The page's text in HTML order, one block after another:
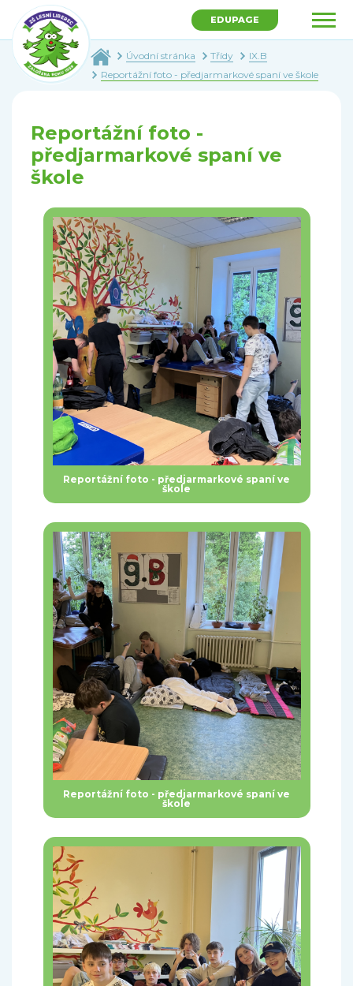
EDUPAGE
Úvodní stránka Třídy
IX.B
Reportážní foto - předjarmarkové spaní ve škole
Reportážní foto -
předjarmarkové spaní ve
škole
Reportážní foto - předjarmarkové spaní ve
škole
Reportážní foto - předjarmarkové spaní ve
škole